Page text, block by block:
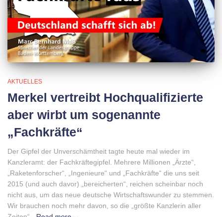
AKTUELLES
Merkel vertreibt Hochqualifizierte
aber wirbt um sogenannte
„Fachkräfte“
Der Gipfel der Unverschämtheit tagte heute mal wieder im
Kanzleramt: der Fachkräftegipfel. Mehrere Millionen „Ärzte“,
„Raketenforscher“, „Ingenieure“ und „Fachkräfte“ die uns seit
2015 (und auch davor) „bereicherten“, reichen scheinbar noch
nicht aus, um das neue deutsche Wirtschaftswunder zu stemmen.
Wir brauchen noch mehr davon, so die „größte Kanzlerin aller